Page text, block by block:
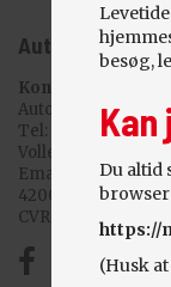
Autogården
Kontakt
Autogården Sørby
Tel:
(+45) 51 22 88
Vollerupvej 1
Email:
4200 Slagelse
CVR: 28628544
besøg,
Du altid
https://
(Husk